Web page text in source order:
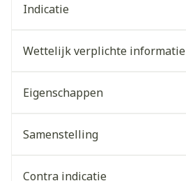
Indicatie
Wettelijk verplichte informatie
Eigenschappen
Samenstelling
Contra indicatie